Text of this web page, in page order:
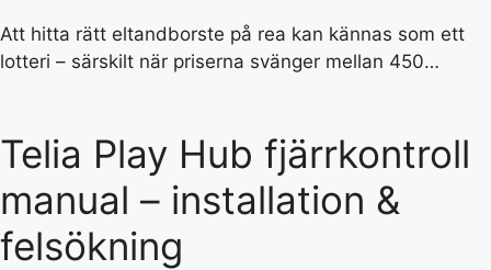
Att hitta rätt eltandborste på rea kan kännas som ett
lotteri – särskilt när priserna svänger mellan 450…
Telia Play Hub fjärrkontroll
manual – installation &
felsökning